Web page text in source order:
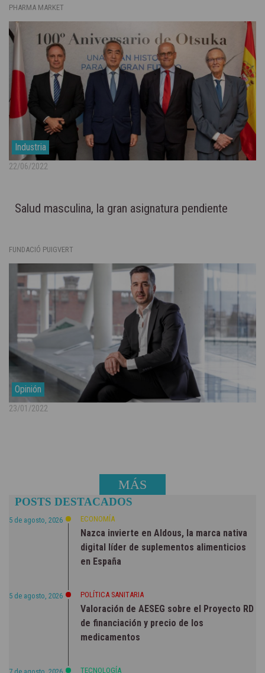
PHARMA MARKET
Industria
22/06/2022
Salud masculina, la gran asignatura pendiente
FUNDACIÓ PUIGVERT
Opinión
23/01/2022
MÁS
NOTICIAS
POSTS DESTACADOS
5 de agosto, 2026 ECONOMÍA
Nazca invierte en Aldous, la marca nativa
digital líder de suplementos alimenticios
en España
5 de agosto, 2026 POLÍTICA SANITARIA
Valoración de AESEG sobre el Proyecto RD
de financiación y precio de los
medicamentos
TECNOLOGÍA